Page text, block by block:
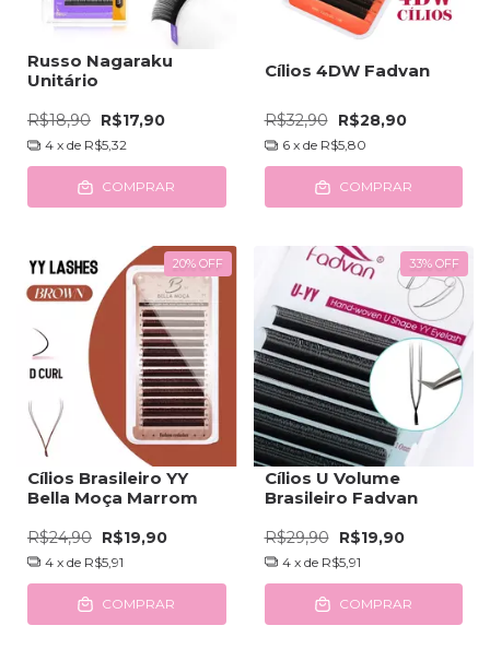
Russo Nagaraku
Unitário
R$18,90 R$17,90
4 x de R$5,32
COMPRAR
Cílios 4DW Fadvan
R$32,90 R$28,90
6 x de R$5,80
COMPRAR
20% OFF
Cílios Brasileiro YY
Bella Moça Marrom
R$24,90 R$19,90
4 x de R$5,91
COMPRAR
33% OFF
Cílios U Volume
Brasileiro Fadvan
R$29,90 R$19,90
4 x de R$5,91
COMPRAR